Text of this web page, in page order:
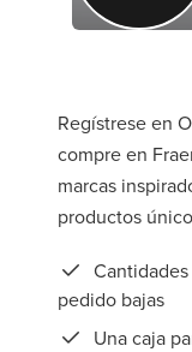
Regístrese en
compre en
marcas
productos
pedido bajas
Una caja